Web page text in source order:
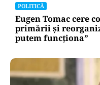
POLITICĂ
Eugen Tomac cere
primării și
putem funcționa”